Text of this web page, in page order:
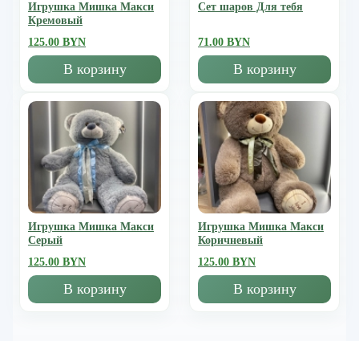
Игрушка Мишка Mакси
Кремовый
125.00 BYN
В корзину
Сет шаров Для тебя
71.00 BYN
В корзину
Игрушка Мишка Mакси
Серый
125.00 BYN
В корзину
Игрушка Мишка Mакси
Коричневый
125.00 BYN
В корзину